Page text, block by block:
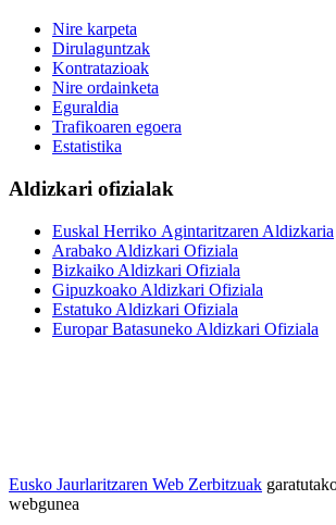
Nire karpeta
Dirulaguntzak
Kontratazioak
Nire ordainketa
Eguraldia
Trafikoaren egoera
Estatistika
Aldizkari ofizialak
Euskal Herriko Agintaritzaren Aldizkaria
Arabako Aldizkari Ofiziala
Bizkaiko Aldizkari Ofiziala
Gipuzkoako Aldizkari Ofiziala
Estatuko Aldizkari Ofiziala
Europar Batasuneko Aldizkari Ofiziala
Eusko Jaurlaritzaren Web Zerbitzuak
webgunea